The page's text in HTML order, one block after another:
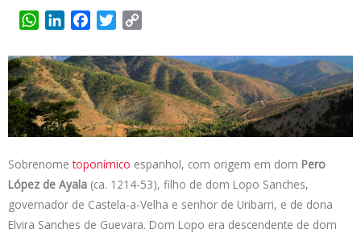
W
a
t
s
A
p
n
k
e
d
I
c
e
b
o
o
i
t
t
e
r
p
y
L
i
n
Sobrenome toponímico espanhol, com origem em dom Pero
López de Ayala (ca. 1214-53), filho de dom Lopo Sanches,
governador de Castela-a-Velha e senhor de Uribarri, e de dona
Elvira Sanches de Guevara. Dom Lopo era descendente de dom